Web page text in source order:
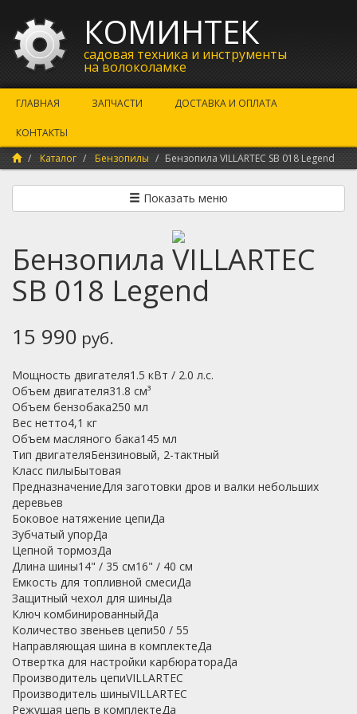
КОМИНТЕК
садовая техника и инструменты
на волоколамке
ГЛАВНАЯ ЗАПЧАСТИ ДОСТАВКА И ОПЛАТА
КОНТАКТЫ
Каталог
Бензопилы Бензопила VILLARTEC SB 018 Legend
Показать меню
Бензопила VILLARTEC
SB 018 Legend
15 990 руб.
Мощность двигателя1.5 кВт / 2.0 л.с.
Объем двигателя31.8 см³
Объем бензобака250 мл
Вес нетто4,1 кг
Объем масляного бака145 мл
Тип двигателяБензиновый, 2-тактный
Класс пилыБытовая
ПредназначениеДля заготовки дров и валки небольших
деревьев
Боковое натяжение цепиДа
Зубчатый упорДа
Цепной тормозДа
Длина шины14" / 35 см16" / 40 см
Емкость для топливной смесиДа
Защитный чехол для шиныДа
Ключ комбинированныйДа
Количество звеньев цепи50 / 55
Направляющая шина в комплектеДа
Отвертка для настройки карбюратораДа
Производитель цепиVILLARTEC
Производитель шиныVILLARTEC
Режущая цепь в комплектеДа